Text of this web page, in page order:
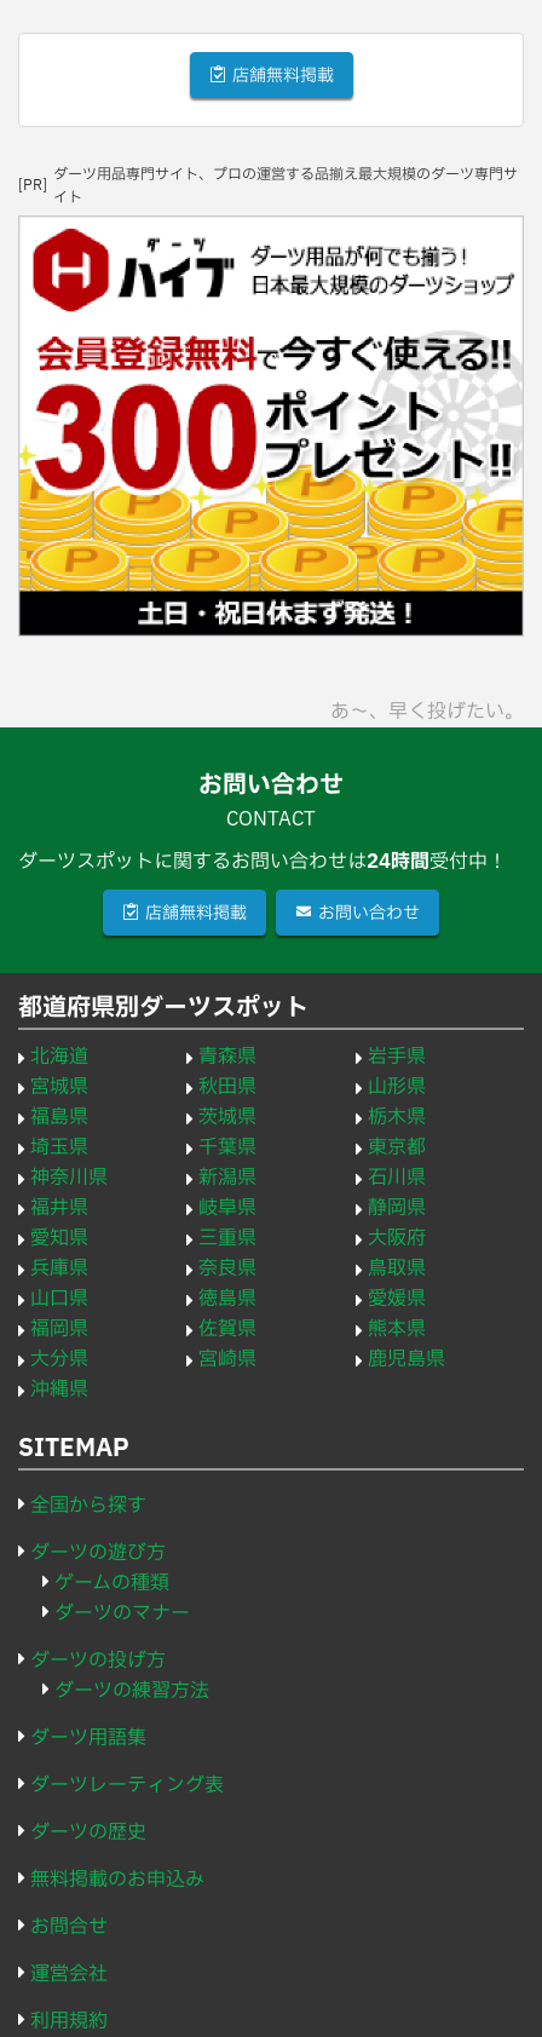
店舗無料掲載
[PR]
ダーツ用品専門サイト、プロの運営する品揃え最大規模のダーツ専門サ
イト
あ〜、早く投げたい。
お問い合わせ
CONTACT
ダーツスポットに関するお問い合わせは24時間受付中！
店舗無料掲載 お問い合わせ
都道府県別ダーツスポット
北海道 青森県
岩手県
宮城県
秋田県
山形県
福島県
茨城県
栃木県
埼玉県
千葉県
東京都
神奈川県
新潟県
石川県
福井県
岐阜県
静岡県
愛知県
三重県
大阪府
兵庫県
奈良県
鳥取県
山口県
徳島県
愛媛県
福岡県
佐賀県
熊本県
大分県
宮崎県
鹿児島県
沖縄県
SITEMAP
全国から探す
ダーツの遊び方
ゲームの種類
ダーツのマナー
ダーツの投げ方
ダーツの練習方法
ダーツ用語集
ダーツレーティング表
ダーツの歴史
無料掲載のお申込み
お問合せ
運営会社
利用規約